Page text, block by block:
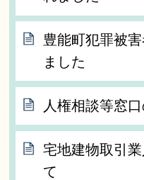
豊能町犯罪被
ました
人権相談等窓
宅地建物取引
て